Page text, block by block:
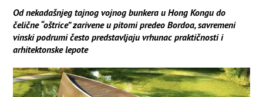
Od nekadašnjeg tajnog vojnog bunkera u Hong Kongu do
čelične “oštrice” zarivene u pitomi predeo Bordoa, savremeni
vinski podrumi često predstavljaju vrhunac praktičnosti i
arhitektonske lepote